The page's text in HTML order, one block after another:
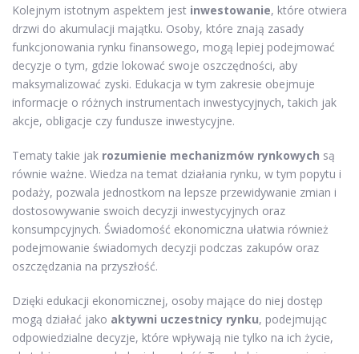
Kolejnym istotnym aspektem jest inwestowanie, które otwiera
drzwi do akumulacji majątku. Osoby, które znają zasady
funkcjonowania rynku finansowego, mogą lepiej podejmować
decyzje o tym, gdzie lokować swoje oszczędności, aby
maksymalizować zyski. Edukacja w tym zakresie obejmuje
informacje o różnych instrumentach inwestycyjnych, takich jak
akcje, obligacje czy fundusze inwestycyjne.
Tematy takie jak rozumienie mechanizmów rynkowych są
równie ważne. Wiedza na temat działania rynku, w tym popytu i
podaży, pozwala jednostkom na lepsze przewidywanie zmian i
dostosowywanie swoich decyzji inwestycyjnych oraz
konsumpcyjnych. Świadomość ekonomiczna ułatwia również
podejmowanie świadomych decyzji podczas zakupów oraz
oszczędzania na przyszłość.
Dzięki edukacji ekonomicznej, osoby mające do niej dostęp
mogą działać jako aktywni uczestnicy rynku, podejmując
odpowiedzialne decyzje, które wpływają nie tylko na ich życie,